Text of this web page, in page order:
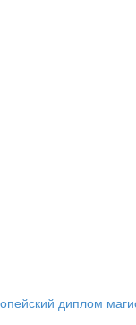
диплом